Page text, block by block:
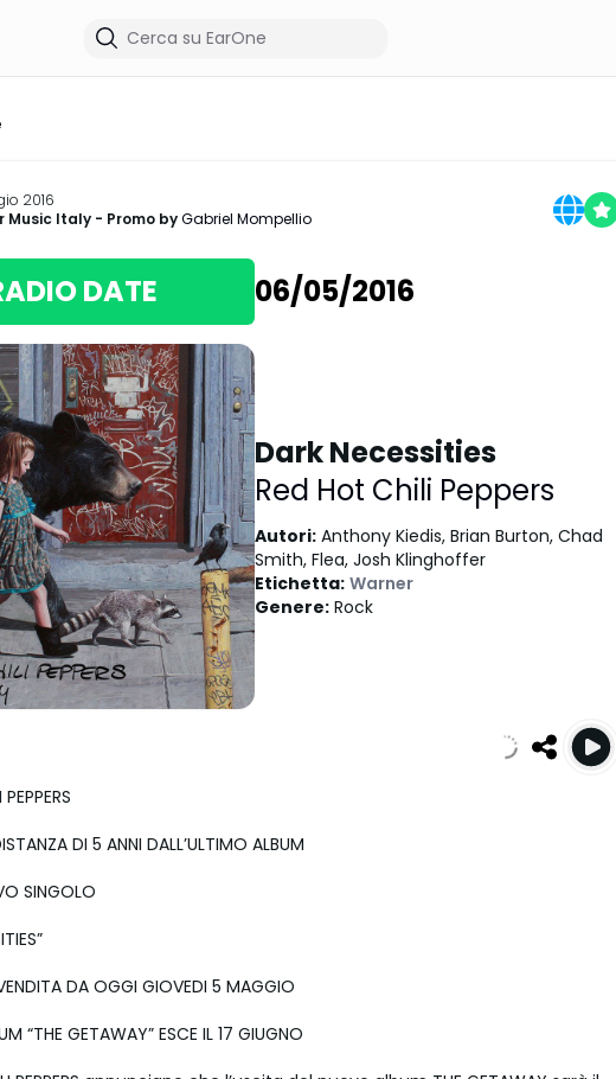
2016
Music Italy - Promo byGabriel Mompellio
DATE 06/05/2016
Dark Necessities
Red Hot Chili Peppers
Autori: Anthony Kiedis, Brian Burton, Chad
Smith, Flea, Josh Klinghoffer
Etichetta: Warner
Genere: Rock
DI 5 ANNI DALL’ULTIMO ALBUM
SINGOLO
DA OGGI GIOVEDI 5 MAGGIO
“THE GETAWAY” ESCE IL 17 GIUGNO